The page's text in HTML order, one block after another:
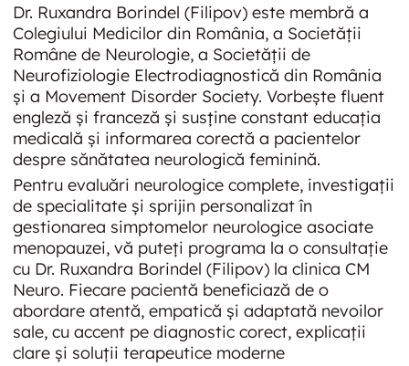
Dr. Ruxandra Borindel (Filipov) este membră a
Colegiului Medicilor din România, a Societății
Române de Neurologie, a Societății de
Neurofiziologie Electrodiagnostică din România
și a Movement Disorder Society. Vorbește fluent
engleză și franceză și susține constant educația
medicală și informarea corectă a pacientelor
despre sănătatea neurologică feminină.
Pentru evaluări neurologice complete, investigații
de specialitate și sprijin personalizat în
gestionarea simptomelor neurologice asociate
menopauzei, vă puteți programa la o consultație
cu Dr. Ruxandra Borindel (Filipov) la clinica CM
Neuro. Fiecare pacientă beneficiază de o
abordare atentă, empatică și adaptată nevoilor
sale, cu accent pe diagnostic corect, explicații
clare și soluții terapeutice moderne